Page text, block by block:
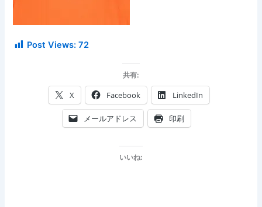
Post Views: 72
共有:
X Facebook LinkedIn
メールアドレス 印刷
いいね: